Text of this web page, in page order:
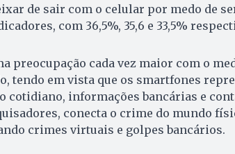
de sair com o celular por medo de
com 36,5%, 35,6 e 33,5%
preocupação cada vez maior com o
tendo em vista que os smartfones
cotidiano, informações bancárias e
conecta o crime do mundo
crimes virtuais e golpes bancários.